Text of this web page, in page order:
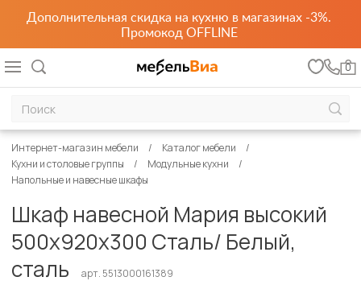
Дополнительная скидка на кухню в магазинах -3%.
Промокод OFFLINE
0
Интернет-магазин мебели
Каталог мебели
Кухни и столовые группы
Модульные кухни
Напольные и навесные шкафы
Шкаф навесной Мария высокий
500х920х300 Сталь/ Белый,
сталь
арт. 5513000161389